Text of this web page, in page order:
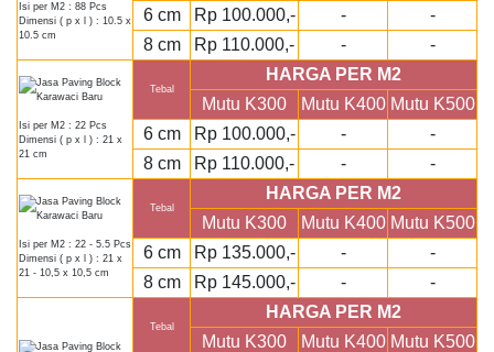
Isi per M2 : 88 Pcs
Dimensi ( p x l ) : 10.5 x
10.5 cm
6 cm
Rp 100.000,- -
-
8 cm
Rp 110.000,- - -
Isi per M2 : 22 Pcs
Dimensi ( p x l ) : 21 x
21 cm
Tebal
HARGA PER M2
Mutu K300
Mutu K400 Mutu K500
6 cm
Rp 100.000,- -
-
8 cm
Rp 110.000,- - -
Isi per M2 : 22 - 5.5 Pcs
Dimensi ( p x l ) : 21 x
21 - 10,5 x 10,5 cm
Tebal
HARGA PER M2
Mutu K300
Mutu K400 Mutu K500
6 cm
Rp 135.000,- -
-
8 cm
Rp 145.000,- - -
Tebal
HARGA PER M2
Mutu K300
Mutu K400 Mutu K500